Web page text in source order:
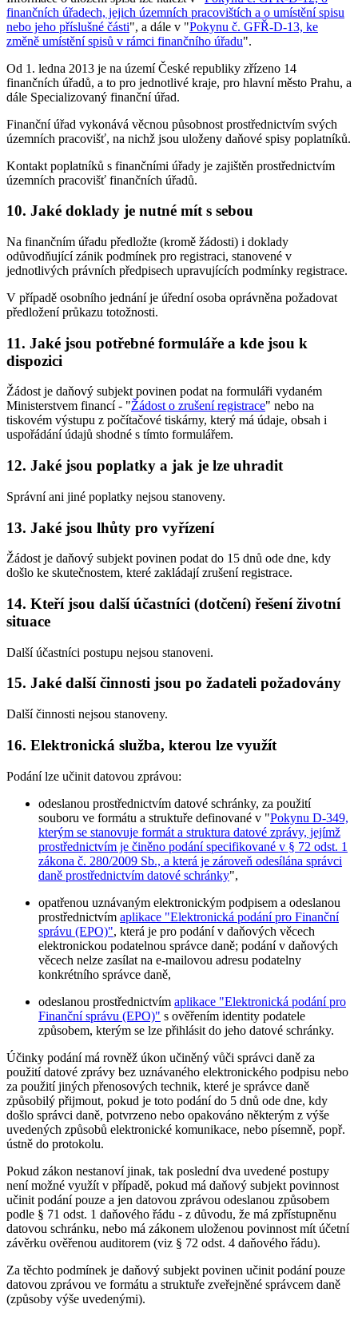
finančních úřadech, jejich územních pracovištích a o umístění spisu
nebo jeho příslušné části", a dále v "Pokynu č. GFŘ-D-13, ke
změně umístění spisů v rámci finančního úřadu".
Od 1. ledna 2013 je na území České republiky zřízeno 14
finančních úřadů, a to pro jednotlivé kraje, pro hlavní město Prahu, a
dále Specializovaný finanční úřad.
Finanční úřad vykonává věcnou působnost prostřednictvím svých
územních pracovišť, na nichž jsou uloženy daňové spisy poplatníků.
Kontakt poplatníků s finančními úřady je zajištěn prostřednictvím
územních pracovišť finančních úřadů.
10. Jaké doklady je nutné mít s sebou
Na finančním úřadu předložte (kromě žádosti) i doklady
odůvodňující zánik podmínek pro registraci, stanovené v
jednotlivých právních předpisech upravujících podmínky registrace.
V případě osobního jednání je úřední osoba oprávněna požadovat
předložení průkazu totožnosti.
11. Jaké jsou potřebné formuláře a kde jsou k
dispozici
Žádost je daňový subjekt povinen podat na formuláři vydaném
Ministerstvem financí - "Žádost o zrušení registrace" nebo na
tiskovém výstupu z počítačové tiskárny, který má údaje, obsah i
uspořádání údajů shodné s tímto formulářem.
12. Jaké jsou poplatky a jak je lze uhradit
Správní ani jiné poplatky nejsou stanoveny.
13. Jaké jsou lhůty pro vyřízení
Žádost je daňový subjekt povinen podat do 15 dnů ode dne, kdy
došlo ke skutečnostem, které zakládají zrušení registrace.
14. Kteří jsou další účastníci (dotčení) řešení životní
situace
Další účastníci postupu nejsou stanoveni.
15. Jaké další činnosti jsou po žadateli požadovány
Další činnosti nejsou stanoveny.
16. Elektronická služba, kterou lze využít
Podání lze učinit datovou zprávou:
odeslanou prostřednictvím datové schránky, za použití
souboru ve formátu a struktuře definované v "Pokynu D-349,
kterým se stanovuje formát a struktura datové zprávy, jejímž
prostřednictvím je činěno podání specifikované v § 72 odst. 1
zákona č. 280/2009 Sb., a která je zároveň odesílána správci
daně prostřednictvím datové schránky",
opatřenou uznávaným elektronickým podpisem a odeslanou
prostřednictvím aplikace "Elektronická podání pro Finanční
správu (EPO)", která je pro podání v daňových věcech
elektronickou podatelnou správce daně; podání v daňových
věcech nelze zasílat na e-mailovou adresu podatelny
konkrétního správce daně,
odeslanou prostřednictvím aplikace "Elektronická podání pro
Finanční správu (EPO)" s ověřením identity podatele
způsobem, kterým se lze přihlásit do jeho datové schránky.
Účinky podání má rovněž úkon učiněný vůči správci daně za
použití datové zprávy bez uznávaného elektronického podpisu nebo
za použití jiných přenosových technik, které je správce daně
způsobilý přijmout, pokud je toto podání do 5 dnů ode dne, kdy
došlo správci daně, potvrzeno nebo opakováno některým z výše
uvedených způsobů elektronické komunikace, nebo písemně, popř.
ústně do protokolu.
Pokud zákon nestanoví jinak, tak poslední dva uvedené postupy
není možné využít v případě, pokud má daňový subjekt povinnost
učinit podání pouze a jen datovou zprávou odeslanou způsobem
podle § 71 odst. 1 daňového řádu - z důvodu, že má zpřístupněnu
datovou schránku, nebo má zákonem uloženou povinnost mít účetní
závěrku ověřenou auditorem (viz § 72 odst. 4 daňového řádu).
Za těchto podmínek je daňový subjekt povinen učinit podání pouze
datovou zprávou ve formátu a struktuře zveřejněné správcem daně
(způsoby výše uvedenými).